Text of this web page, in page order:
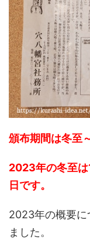
頒布期間は冬至
2023年の冬至
日です。
2023年の概要に
ました。